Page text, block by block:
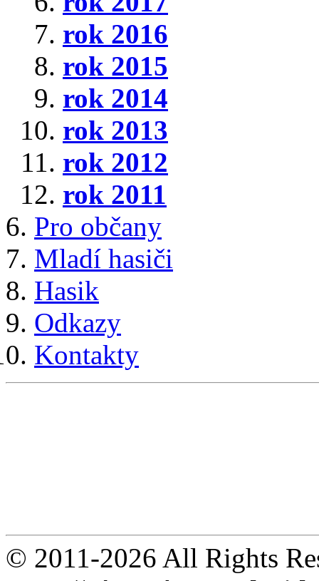
rok 2016
rok 2015
rok 2014
rok 2013
rok 2012
rok 2011
Pro občany
Mladí hasiči
Hasik
Odkazy
Kontakty
© 2011-2026 All Rights